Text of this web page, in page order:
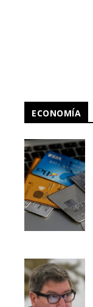
ECONOMÍA